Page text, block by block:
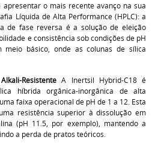
o mais recente avanço na sua
Líquida de Alta Performance (HPLC): a
de fase reversa é a solução de eleição
e consistência sob condições de pH
meio básico, onde as colunas de sílica
Resistente A Inertsil Hybrid-C18 é
híbrida orgânica-inorgânica de alta
faixa operacional de pH de 1 a 12. Esta
resistência superior à dissolução em
(pH 11.5, por exemplo), mantendo a
a perda de pratos teóricos.